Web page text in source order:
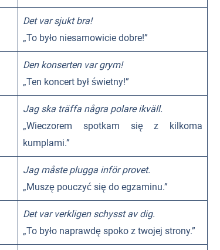
Det var sjukt bra!
„To było niesamowicie dobre!”
Den konserten var grym!
„Ten koncert był świetny!”
Jag ska träffa några polare ikväll.
„Wieczorem spotkam się z kilkoma
kumplami.”
Jag måste plugga inför provet.
„Muszę pouczyć się do egzaminu.”
Det var verkligen schysst av dig.
„To było naprawdę spoko z twojej strony.”